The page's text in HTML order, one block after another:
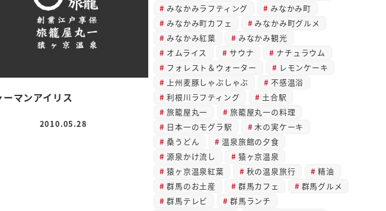
ーマンアイリス
投稿日
2010.05.28
みなかみラフティング
みなかみ町
みなかみ町カフェ
みなかみ町グルメ
みなかみ紅葉
みなかみ観光
オムライス
サウナ
ナチュラウム
フォレスト＆ウォーター
レモンケーキ
上州麦豚しゃぶしゃぶ
不感温浴
利根川ラフティング
土合駅
旅籠屋丸一
旅籠屋丸一の料理
日本一のモグラ駅
木の実ケーキ
桑うどん
温泉旅館の夕食
源泉かけ流し
猿ヶ京温泉
猿ヶ京温泉紅葉
秋の温泉旅行
精油
群馬のお土産
群馬カフェ
群馬グルメ
群馬テレビ
群馬ランチ